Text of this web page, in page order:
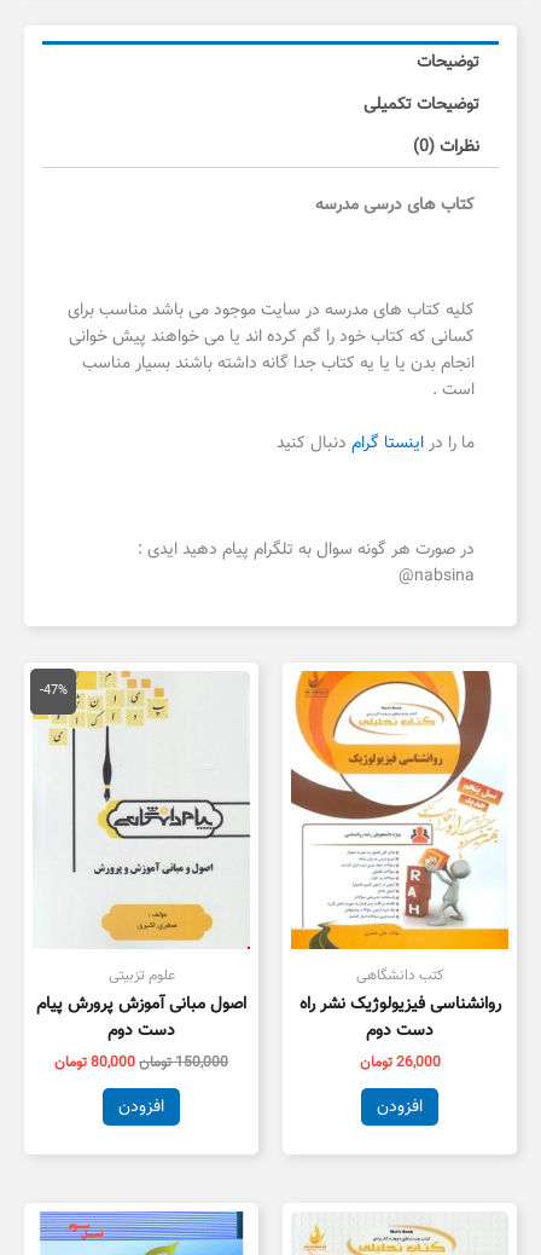
توضیحات
توضیحات تکمیلی
نظرات (0)
کتاب های درسی مدرسه
کلیه کتاب های مدرسه در سایت موجود می باشد مناسب برای
کسانی که کتاب خود را گم کرده اند یا می خواهند پیش خوانی
انجام بدن یا یا یه کتاب جدا گانه داشته باشند بسیار مناسب
است .
ما را دراینستا گرام دنبال کنید
در صورت هر گونه سوال به تلگرام پیام دهید ایدی :
nabsina@
کتب دانشگاهی
روانشناسی فیزیولوژیک نشر راه
دست دوم
26,000تومان
افزودن
-47%
علوم تزبیتی
اصول مبانی آموزش پرورش پیام
دست دوم
150,000تومان
قیمت
اصلی
150,000 تومان
بود.
80,000تومان
قیمت
فعلی
است.
افزودن